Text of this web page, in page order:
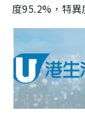
度95.2%，特異